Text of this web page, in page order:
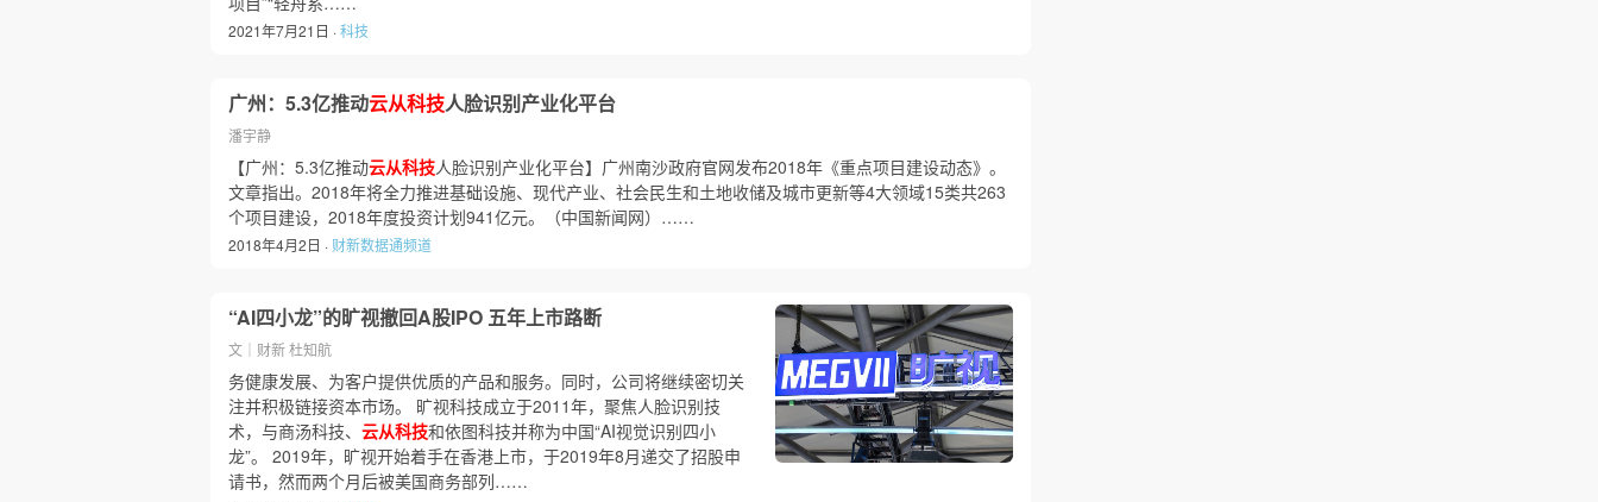
2021年7月21日 ·科技
广州：5.3亿推动云从科技人脸识别产业化平台
潘宇静
【广州：5.3亿推动云从科技人脸识别产业化平台】广州南沙政府官网发布2018年《重点项目建设动态》。
文章指出。2018年将全力推进基础设施、现代产业、社会民生和土地收储及城市更新等4大领域15类共263
个项目建设，2018年度投资计划941亿元。（中国新闻网）……
2018年4月2日 · 财新数据通频道
“AI四小龙”的旷视撤回A股IPO 五年上市路断
文｜财新 杜知航
务健康发展、为客户提供优质的产品和服务。同时，公司将继续密切关
注并积极链接资本市场。 旷视科技成立于2011年，聚焦人脸识别技
术，与商汤科技、 云从科技和依图科技并称为中国“AI视觉识别四小
龙”。 2019年，旷视开始着手在香港上市，于2019年8月递交了招股申
请书，然而两个月后被美国商务部列……